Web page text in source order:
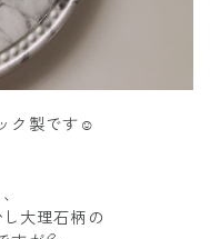
ク製です☺️
大理石柄の